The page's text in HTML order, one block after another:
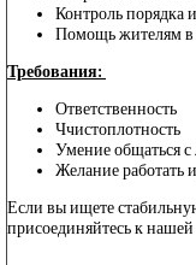
Контроль порядка
Помощь жителям в
Требования:
Ответственность
Ччистоплотность
Умение общаться
Желание работать
Если вы ищете
присоединяйтесь к